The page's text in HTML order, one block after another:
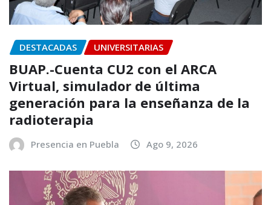
DESTACADAS UNIVERSITARIAS
BUAP.-Cuenta CU2 con el ARCA
Virtual, simulador de última
generación para la enseñanza de la
radioterapia
Presencia en Puebla Ago 9, 2026